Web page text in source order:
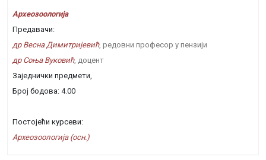
Археозоологија
Предавачи:
др Весна Димитријевић, редовни професор у пензији
др Соња Вуковић, доцент
Заједнички предмети,
Број бодова: 4.00
Постојећи курсеви:
Археозоологија (осн.)